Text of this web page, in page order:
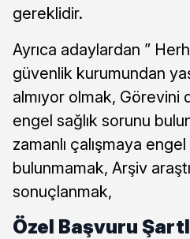
gereklidir.
Ayrıca adaylardan ”
güvenlik kurumundan
almıyor olmak, Görevini
engel sağlık sorunu
zamanlı çalışmaya
bulunmamak, Arşiv
sonuçlanmak,
Özel Başvuru